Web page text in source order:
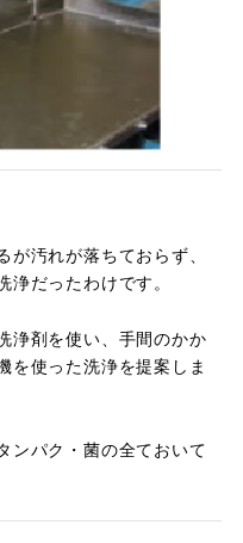
汚れが落ちておらず、
浄だったわけです。
浄剤を使い、手間のかか
を使った洗浄を提案しま
ンパク・菌の全ておいて